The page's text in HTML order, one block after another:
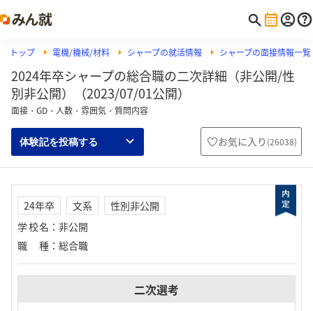
トップ 電機/機械/材料 シャープの就活情報 シャープの面接情報一覧
2024年卒シャープの総合職の二次詳細（非公開/性
別非公開）（2023/07/01公開）
面接・GD・人数・雰囲気・質問内容
体験記を投稿する お気に入り (26038)
24年卒 文系
性別非公開
学校名 ： 非公開
職種 ： 総合職
二次選考